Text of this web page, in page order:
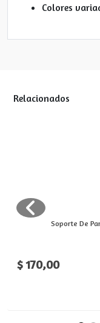
Colores
Relacionados
Soporte De
$ 170,00